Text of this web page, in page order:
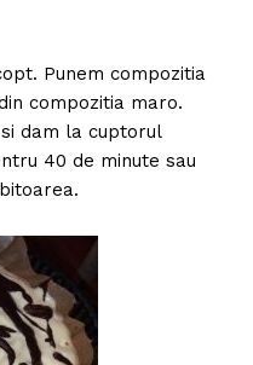
Punem compozitia
compozitia maro.
dam la cuptorul
40 de minute sau